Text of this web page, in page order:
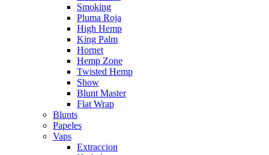
Smoking
Pluma Roja
High Hemp
King Palm
Hornet
Hemp Zone
Twisted Hemp
Show
Blunt Master
Flat Wrap
Blunts
Papeles
Vaps
Extraccion